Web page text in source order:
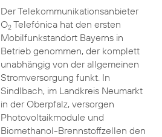
Der Telekommunikationsanbieter
O2Telefónica hat den ersten
Mobilfunkstandort Bayerns in
Betrieb genommen, der komplett
unabhängig von der allgemeinen
Stromversorgung funkt. In
Sindlbach, im Landkreis Neumarkt
in der Oberpfalz, versorgen
Photovoltaikmodule und
Biomethanol-Brennstoffzellen den